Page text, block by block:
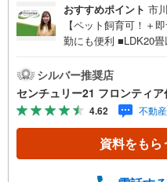
おすすめポイント 市
【ペット飼育可！＋
勤にも便利 ■LDK20
気にせず過ごせます
ぐに温め直せます・
配BOX付き。不在時
陽小学校まで徒歩約
が選ばれる理由 1.お
プランナーが資金計
シルバー推奨店
センチュリー21 フロンティ
4.62 不動
資料をもら